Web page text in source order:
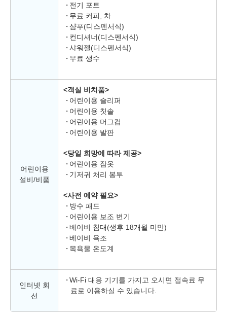
전기 포트
무료 커피, 차
샴푸(디스펜서식)
컨디셔너(디스펜서식)
샤워젤(디스펜서식)
무료 생수
어린이용
설비/비품
<객실 비치품>
어린이용 슬리퍼
어린이용 칫솔
어린이용 머그컵
어린이용 발판
<당일 희망에 따라 제공>
어린이용 잠옷
기저귀 처리 봉투
<사전 예약 필요>
방수 패드
어린이용 보조 변기
베이비 침대(생후 18개월 미만)
베이비 욕조
목욕물 온도계
인터넷 회
선
Wi-Fi 대응 기기를 가지고 오시면 접속료 무
료로 이용하실 수 있습니다.